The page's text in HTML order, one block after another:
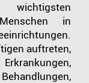
in
auftreten,